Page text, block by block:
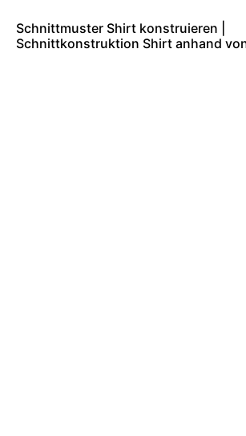
Schnittmuster Shirt konstruieren |
Schnittkonstruktion Shirt anhand